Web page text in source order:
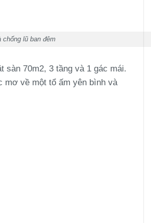
chống lũ ban đêm
sàn 70m2, 3 tầng và 1 gác mái.
mơ về một tổ ấm yên bình và